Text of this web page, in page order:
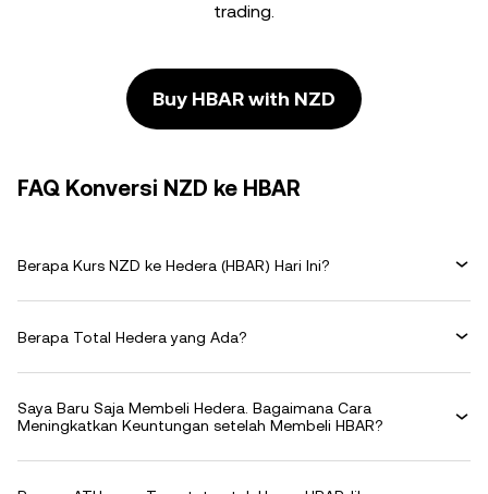
trading.
Buy HBAR with NZD
FAQ Konversi NZD ke HBAR
Berapa Kurs NZD ke Hedera (HBAR) Hari Ini?
Berapa Total Hedera yang Ada?
Saya Baru Saja Membeli Hedera. Bagaimana Cara
Meningkatkan Keuntungan setelah Membeli HBAR?